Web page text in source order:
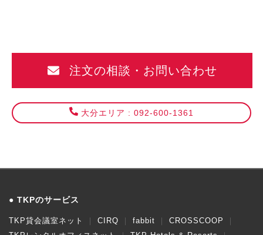
注文の相談・お問い合わせ
大分エリア : 092-600-1361
TKPのサービス
TKP貸会議室ネット CIRQ fabbit
CROSSCOOP